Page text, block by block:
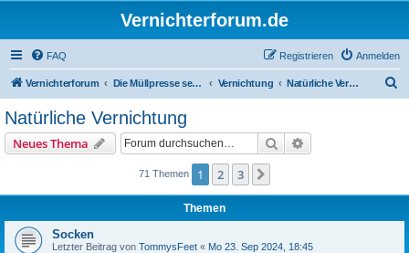
Vernichterforum.de
FAQ Anmelden
Registrieren
Vernichterforum Die Müllpresse sei mit Dir... Vernichtung Natürliche Vernichtung
Natürliche Vernichtung
Neues Thema Suche
71 Themen 1 2 3
Themen
Socken
Letzter Beitrag von TommysFeet « Mo 23. Sep 2024, 18:45